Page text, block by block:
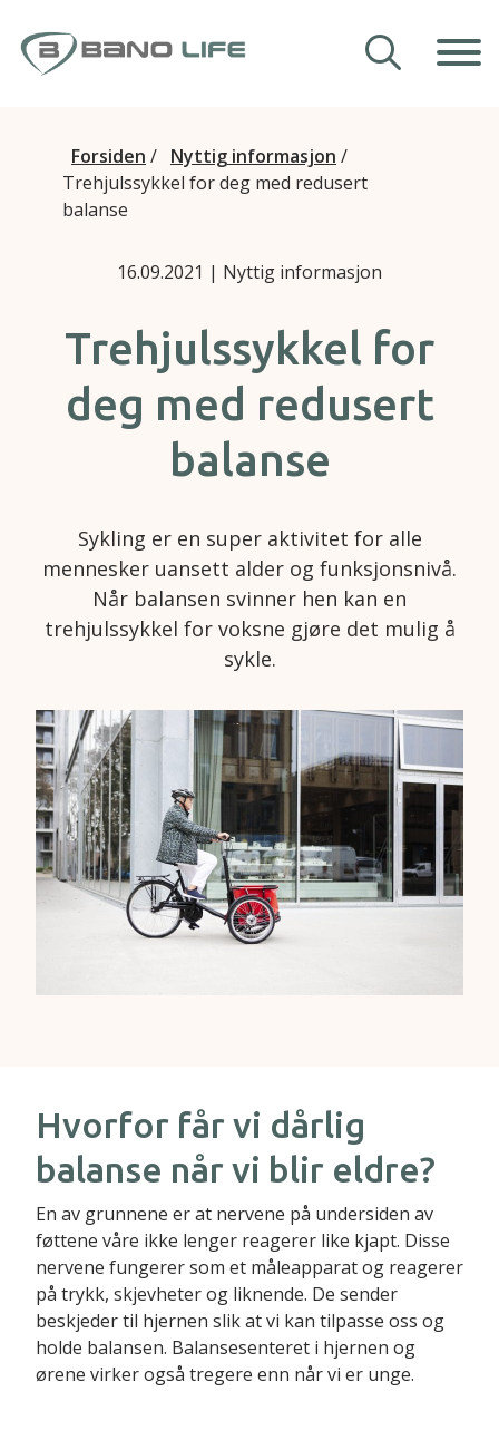
Våre hjelpemidler
Veiledning
Forsiden / Nyttig informasjon /
Trehjulssykkel for deg med redusert
balanse
16.09.2021 | Nyttig informasjon
Trehjulssykkel for
deg med redusert
balanse
Sykling er en super aktivitet for alle
mennesker uansett alder og funksjonsnivå.
Når balansen svinner hen kan en
trehjulssykkel for voksne gjøre det mulig å
sykle.
Hvorfor får vi dårlig
balanse når vi blir eldre?
En av grunnene er at nervene på undersiden av
føttene våre ikke lenger reagerer like kjapt. Disse
nervene fungerer som et måleapparat og reagerer
på trykk, skjevheter og liknende. De sender
beskjeder til hjernen slik at vi kan tilpasse oss og
holde balansen. Balansesenteret i hjernen og
ørene virker også tregere enn når vi er unge.